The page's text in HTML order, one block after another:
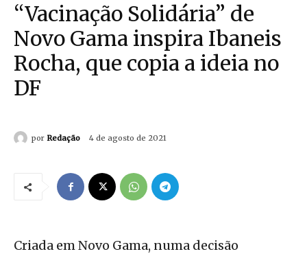
“Vacinação Solidária” de
Novo Gama inspira Ibaneis
Rocha, que copia a ideia no
DF
por Redação 4 de agosto de 2021
Criada em Novo Gama, numa decisão